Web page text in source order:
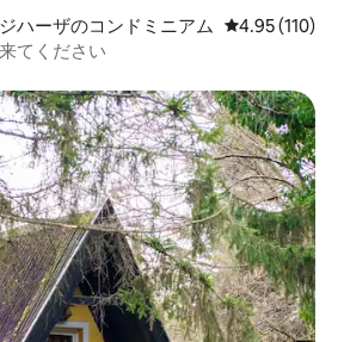
ハーザのコンドミニアム レビュー110
4.95 (110)
てください